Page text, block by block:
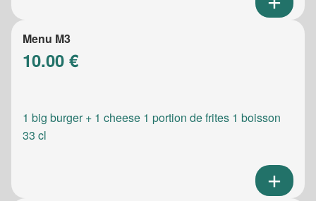
Menu M3
10.00 €
1 big burger + 1 cheese 1 portion de frites 1 boisson
33 cl